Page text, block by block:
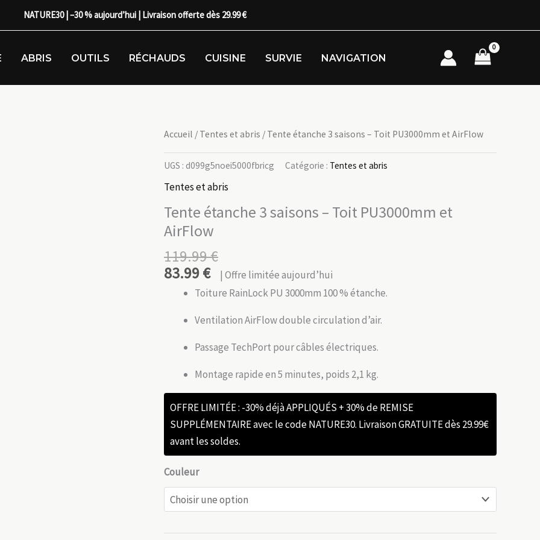
NATURE30 | –30 % aujourd’hui | Livraison offerte dès 29.99 €
ABRIS OUTILS RÉCHAUDS CUISINE SURVIE NAVIGATION
Accueil / Tentes et abris / Tente étanche 3 saisons – Toit PU3000mm et AirFlow
UGS : d099g5noei5000fbricg Catégorie : Tentes et abris
Tentes et abris
Tente étanche 3 saisons – Toit PU3000mm et
AirFlow
119.99€
83.99€
| Offre limitée aujourd’hui
Toiture RainLock PU 3000mm 100 % étanche.
Ventilation AirFlow double circulation d’air.
Passage TechPort pour câbles électriques.
Montage rapide en 5 minutes, poids 2,1 kg.
OFFRE LIMITÉE : -30% déjà APPLIQUÉS + 30% de REMISE
SUPPLÉMENTAIRE avec le code NATURE30. Livraison GRATUITE dès 29.99€
avant les soldes.
Couleur